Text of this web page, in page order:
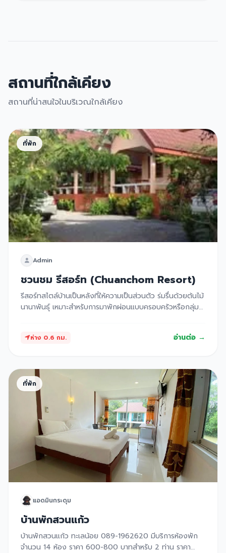
สถานที่ใกล้เคียง
สถานที่น่าสนใจในบริเวณใกล้เคียง
ที่พัก
Admin
ชวนชม รีสอร์ท (Chuanchom Resort)
รีสอร์ทสไตล์บ้านเป็นหลังที่ให้ความเป็นส่วนตัว ร่มรื่นด้วยต้นไม้
นานาพันธุ์ เหมาะสำหรับการมาพักผ่อนแบบครอบครัวหรือกลุ่ม
ห่าง 0.6 กม. อ่านต่อ →
ที่พัก
แอดมินกระดุม
บ้านพักสวนแก้ว
บ้านพักสวนแก้ว ทะเลน้อย 089-1962620 มีบริการห้องพัก
จำนวน 14 ห้อง ราคา 600-800 บาทสำหรับ 2 ท่าน ราคา